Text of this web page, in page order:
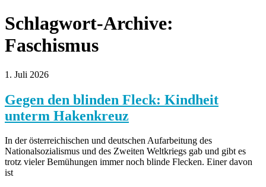
Schlagwort-Archive:
Faschismus
1. Juli 2026
Gegen den blinden Fleck: Kindheit
unterm Hakenkreuz
In der österreichischen und deutschen Aufarbeitung des
Nationalsozialismus und des Zweiten Weltkriegs gab und gibt es
trotz vieler Bemühungen immer noch blinde Flecken. Einer davon
ist